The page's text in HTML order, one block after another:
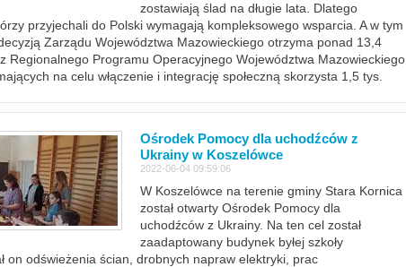
zostawiają ślad na długie lata. Dlatego
przyjechali do Polski wymagają kompleksowego wsparcia. A w tym
Zarządu Województwa Mazowieckiego otrzyma ponad 13,4
Regionalnego Programu Operacyjnego Województwa Mazowieckiego
na celu włączenie i integrację społeczną skorzysta 1,5 tys.
Ośrodek Pomocy dla uchodźców z
Ukrainy w Koszelówce
2022-06-04 09:59:06
W Koszelówce na terenie gminy Stara Kornica
został otwarty Ośrodek Pomocy dla
uchodźców z Ukrainy. Na ten cel został
zaadaptowany budynek byłej szkoły
on odświeżenia ścian, drobnych napraw elektryki, prac